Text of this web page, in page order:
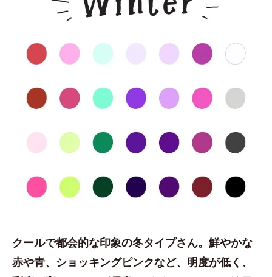
クールで都会的な印象の冬タイプさん。鮮やかな
赤や青、ショッキングピンクなど、明度が低く、